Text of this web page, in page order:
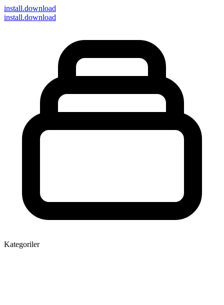
install.download
install.download
Kategoriler